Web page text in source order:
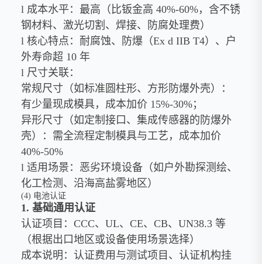
l 成本水平：最高（比钣金高 40%-60%，含不锈
钢材料、激光切割、焊接、防腐处理费）
l 核心特点：耐腐蚀、防爆（Ex d IIB T4）、户
外寿命超 10 年
l 尺寸关联：
常规尺寸（如标准圆柱形、方形防爆外壳）：
有少量现成模具，成本加价 15%-30%；
异形尺寸（如定制接口、集成传感器的防爆外
壳）：需全流程定制模具与工艺，成本加价
40%-50%
l 适用场景：恶劣环境设备（如户外勘探测绘、
化工检测、沿海高盐雾地区）
(4) 电池认证
1. 基础通用认证
认证项目：CCC、UL、CE、CB、UN38.3 等
（根据出口地区或设备使用场景选择）
成本说明：认证费用与测试项目、认证机构挂